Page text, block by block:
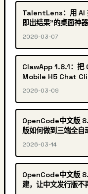
TalentLens：用 AI
即出结果”的桌面神器
2026-03-07
ClawApp 1.8.1：把
Mobile H5 Chat
2026-03-09
OpenCode中文版
版如何做到三端全自
2026-03-14
OpenCode中文版
建，让中文发行版不